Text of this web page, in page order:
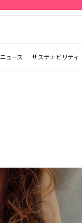
ニュース サステナビリティ